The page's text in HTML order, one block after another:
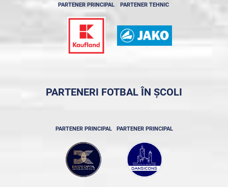
PARTENER PRINCIPAL PARTENER TEHNIC
PARTENERI FOTBAL ÎN ȘCOLI
PARTENER PRINCIPAL PARTENER PRINCIPAL